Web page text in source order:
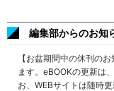
編集部からのお知
【お盆期間中の休刊の
ます。eBOOKの更新は
お、WEBサイトは随時更